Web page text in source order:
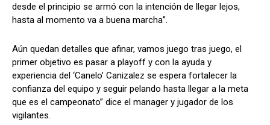
desde el principio se armó con la intención de llegar lejos,
hasta al momento va a buena marcha”.
Aún quedan detalles que afinar, vamos juego tras juego, el
primer objetivo es pasar a playoff y con la ayuda y
experiencia del ‘Canelo’ Canizalez se espera fortalecer la
confianza del equipo y seguir pelando hasta llegar a la meta
que es el campeonato” dice el manager y jugador de los
vigilantes.